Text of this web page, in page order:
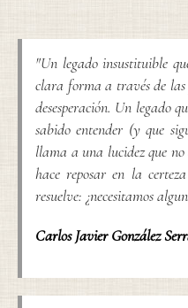
"Un legado insustituible
clara forma a través de las
desesperación. Un legado
sabido entender (y que
llama a una lucidez que
hace reposar en la
resuelve: ¿necesitamos
Carlos Javier González